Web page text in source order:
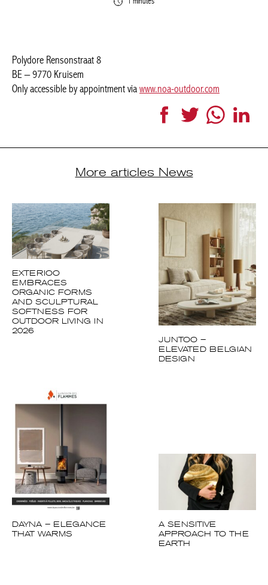
Polydore Rensonstraat 8
BE – 9770 Kruisem
Only accessible by appointment viawww.noa-outdoor.com
FacebookTwitter WhatsApp
More articles News
EXTERIOO
EMBRACES
ORGANIC FORMS
AND SCULPTURAL
SOFTNESS FOR
OUTDOOR LIVING IN
2026
JUNTOO –
ELEVATED BELGIAN
DESIGN
A SENSITIVE
APPROACH TO THE
EARTH
DAYNA – ELEGANCE
THAT WARMS